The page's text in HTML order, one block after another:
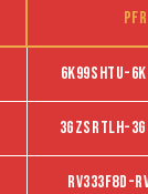
6K99SHTU-
3GZSRTLH-
RV333F8D-